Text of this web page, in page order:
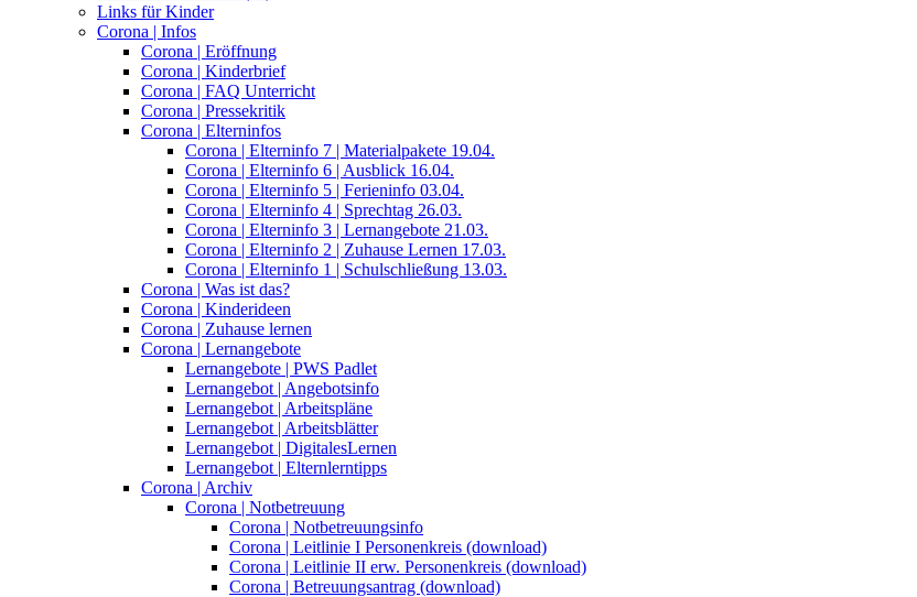
Links für Kinder
Corona | Infos
Corona | Eröffnung
Corona | Kinderbrief
Corona | FAQ Unterricht
Corona | Pressekritik
Corona | Elterninfos
Corona | Elterninfo 7 | Materialpakete 19.04.
Corona | Elterninfo 6 | Ausblick 16.04.
Corona | Elterninfo 5 | Ferieninfo 03.04.
Corona | Elterninfo 4 | Sprechtag 26.03.
Corona | Elterninfo 3 | Lernangebote 21.03.
Corona | Elterninfo 2 | Zuhause Lernen 17.03.
Corona | Elterninfo 1 | Schulschließung 13.03.
Corona | Was ist das?
Corona | Kinderideen
Corona | Zuhause lernen
Corona | Lernangebote
Lernangebote | PWS Padlet
Lernangebot | Angebotsinfo
Lernangebot | Arbeitspläne
Lernangebot | Arbeitsblätter
Lernangebot | DigitalesLernen
Lernangebot | Elternlerntipps
Corona | Archiv
Corona | Notbetreuung
Corona | Notbetreuungsinfo
Corona | Leitlinie I Personenkreis (download)
Corona | Leitlinie II erw. Personenkreis (download)
Corona | Betreuungsantrag (download)